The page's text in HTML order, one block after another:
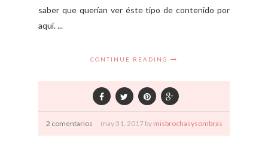
saber que querían ver éste tipo de contenido por
aquí. ...
CONTINUE READING
2 comentarios may31, 2017 by misbrochasysombras